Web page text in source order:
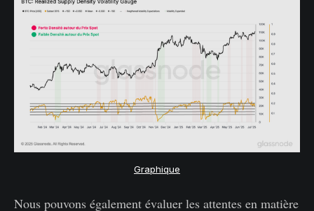
Graphique
Nous pouvons également évaluer les attentes en matière